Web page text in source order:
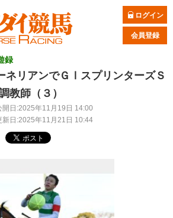
ログイン
会員登録
録
ネリアンでＧⅠスプリンターズＳ
教師（３）
開日:2025年11月19日 14:00
新日:2025年11月21日 10:44